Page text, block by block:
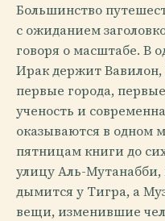
Большинство
с ожиданием
говоря о масштабе. В
Ирак держит Вавилон,
первые города,
ученость и
оказываются в одном
пятницам книги до
улицу Аль-
дымится у Тигра, а
вещи, изменившие